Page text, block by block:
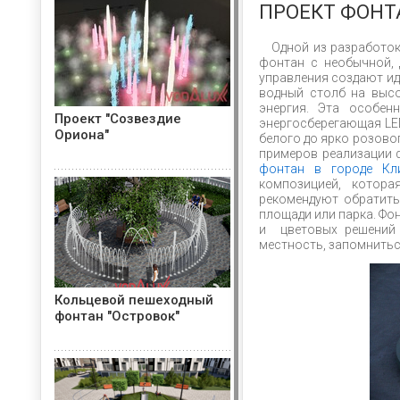
ПРОЕКТ
Одной из
фонтан с необычной,
управления создают
водный столб на
энергия. Эта
энергосберегающая
белого до ярко
примеров реализации
фонтан в городе
композицией,
рекомендуют
площади или парка.
и цветовых решений
местность,
Проект "Созвездие
Ориона"
Кольцевой пешеходный
фонтан "Островок"